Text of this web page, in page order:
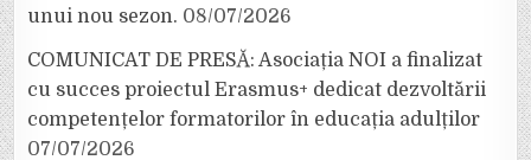
unui nou sezon. 08/07/2026
COMUNICAT DE PRESĂ: Asociația NOI a finalizat
cu succes proiectul Erasmus+ dedicat dezvoltării
competențelor formatorilor în educația adulților
07/07/2026